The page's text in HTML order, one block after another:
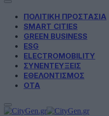
ΠΟΛΙΤΙΚΗ ΠΡΟΣΤΑΣΙΑ
SMART CITIES
GREEN BUSINESS
ESG
ELECTROMOBILITY
ΣΥΝΕΝΤΕΥΞΕΙΣ
ΕΘΕΛΟΝΤΙΣΜΟΣ
ΟΤΑ